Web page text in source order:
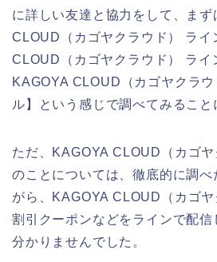
に詳しい友達と協力をして、まず
CLOUD（カゴヤクラウド） ライ
CLOUD（カゴヤクラウド） ライ
KAGOYA CLOUD（カゴヤクラ
ル】という感じで調べてみること
ただ、KAGOYA CLOUD（カゴ
のことについては、徹底的に調べ
がら、KAGOYA CLOUD（カゴ
割引クーポンなどをラインで配信
分かりませんでした。